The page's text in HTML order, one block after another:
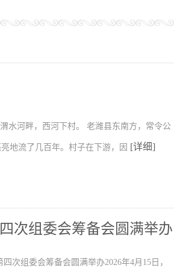
水河畔，西河下村。 老潍县东南方，常令公
地流了几百年。村子在下游，因 [详细]
次组委会筹备会圆满举办
组委会筹备会圆满举办2026年4月15日，